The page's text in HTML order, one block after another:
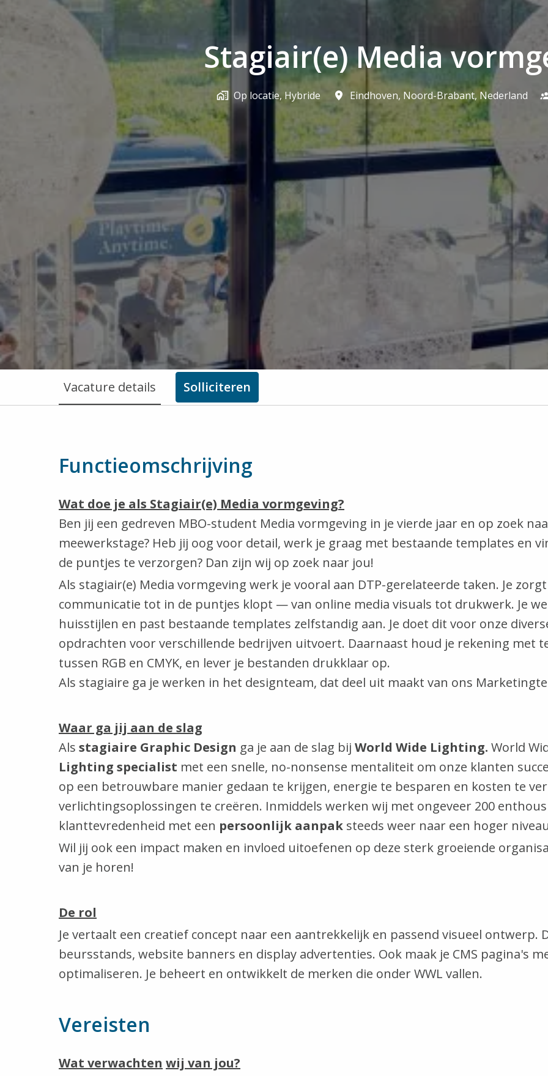
Stagiair(e) Media
Op locatie, Hybride Eindhoven, Noord-Brabant, Nederland
Vacature details Solliciteren
Functieomschrijving
Wat doe je als Stagiair(e) Media vormgeving?
Ben jij een gedreven MBO-student Media vormgeving in je vierde jaar en op zoek
meewerkstage? Heb jij oog voor detail, werk je graag met bestaande templates en
de puntjes te verzorgen? Dan zijn wij op zoek naar jou!
Als stagiair(e) Media vormgeving werk je vooral aan DTP-gerelateerde taken. Je
communicatie tot in de puntjes klopt — van online media visuals tot drukwerk. Je
huisstijlen en past bestaande templates zelfstandig aan. Je doet dit voor onze
opdrachten voor verschillende bedrijven uitvoert. Daarnaast houd je rekening met
tussen RGB en CMYK, en lever je bestanden drukklaar op.
Als stagiaire ga je werken in het designteam, dat deel uit maakt van ons
Waar ga jij aan de slag
Als stagiaire Graphic Design ga je aan de slag bij World Wide Lighting. World
Lighting specialist met een snelle, no-nonsense mentaliteit om onze klanten
op een betrouwbare manier gedaan te krijgen, energie te besparen en kosten te
verlichtingsoplossingen te creëren. Inmiddels werken wij met ongeveer 200
klanttevredenheid met een persoonlijk aanpak steeds weer naar een hoger
Wil jij ook een impact maken en invloed uitoefenen op deze sterk groeiende
van je horen!
De rol
Je vertaalt een creatief concept naar een aantrekkelijk en passend visueel ontwerp.
beursstands, website banners en display advertenties. Ook maak je CMS pagina's
optimaliseren. Je beheert en ontwikkelt de merken die onder WWL vallen.
Vereisten
Wat verwachten wij van jou?